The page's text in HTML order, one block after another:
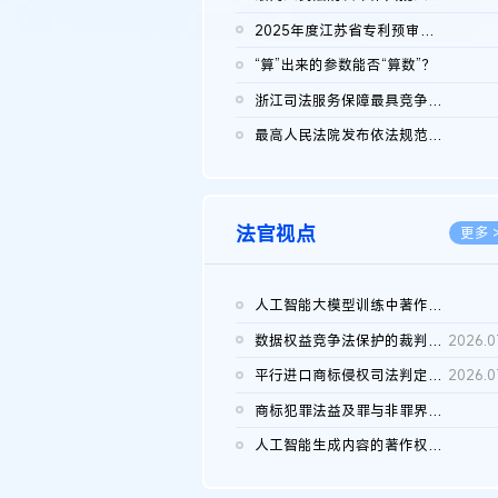
2025年度江苏省专利预审典型案例
“算”出来的参数能否“算数”？
浙江司法服务保障最具竞争力营商环境建设典型案例（第二批）含侵...
最高人民法院发布依法规范平台经营、保护消费者合法权益典型案例...
法官视点 更多
人工智能大模型训练中著作权的合理使用
数据权益竞争法保护的裁判路径构建
平行进口商标侵权司法判定规则的困境与纾解
商标犯罪法益及罪与非罪界限研究
人工智能生成内容的著作权司法认定：演进逻辑、现实困境与规则建...